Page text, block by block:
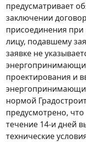
предусматривает
заключении
присоединения при
лицу, подавшему
заявке не
проектирования и
нормой
предусмотрено,
течение 14-и дней
технические